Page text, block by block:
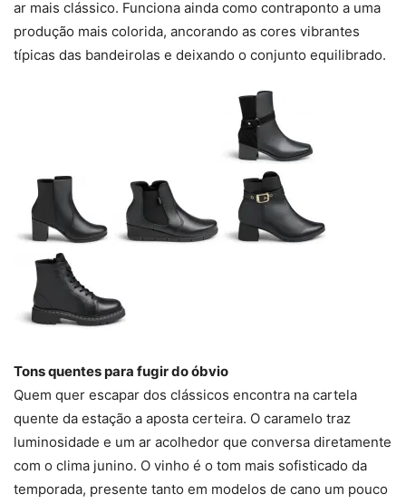
ar mais clássico. Funciona ainda como contraponto a uma
produção mais colorida, ancorando as cores vibrantes
típicas das bandeirolas e deixando o conjunto equilibrado.
Tons quentes para fugir do óbvio
Quem quer escapar dos clássicos encontra na cartela
quente da estação a aposta certeira. O caramelo traz
luminosidade e um ar acolhedor que conversa diretamente
com o clima junino. O vinho é o tom mais sofisticado da
temporada, presente tanto em modelos de cano um pouco